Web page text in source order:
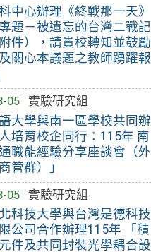
中心辦理《終戰那一天》
題－被遺忘的台灣二戰記
件），請貴校轉知並鼓勵
關心本議題之教師踴躍報
05
實驗研究組
大學與南一區學校共同辦
培育校企同行：115年 南
職能經驗分享座談會（外
管群）」
05
實驗研究組
科技大學與台灣是德科技
公司合作辦理115年 「積
件及共同封裝光學耦合設